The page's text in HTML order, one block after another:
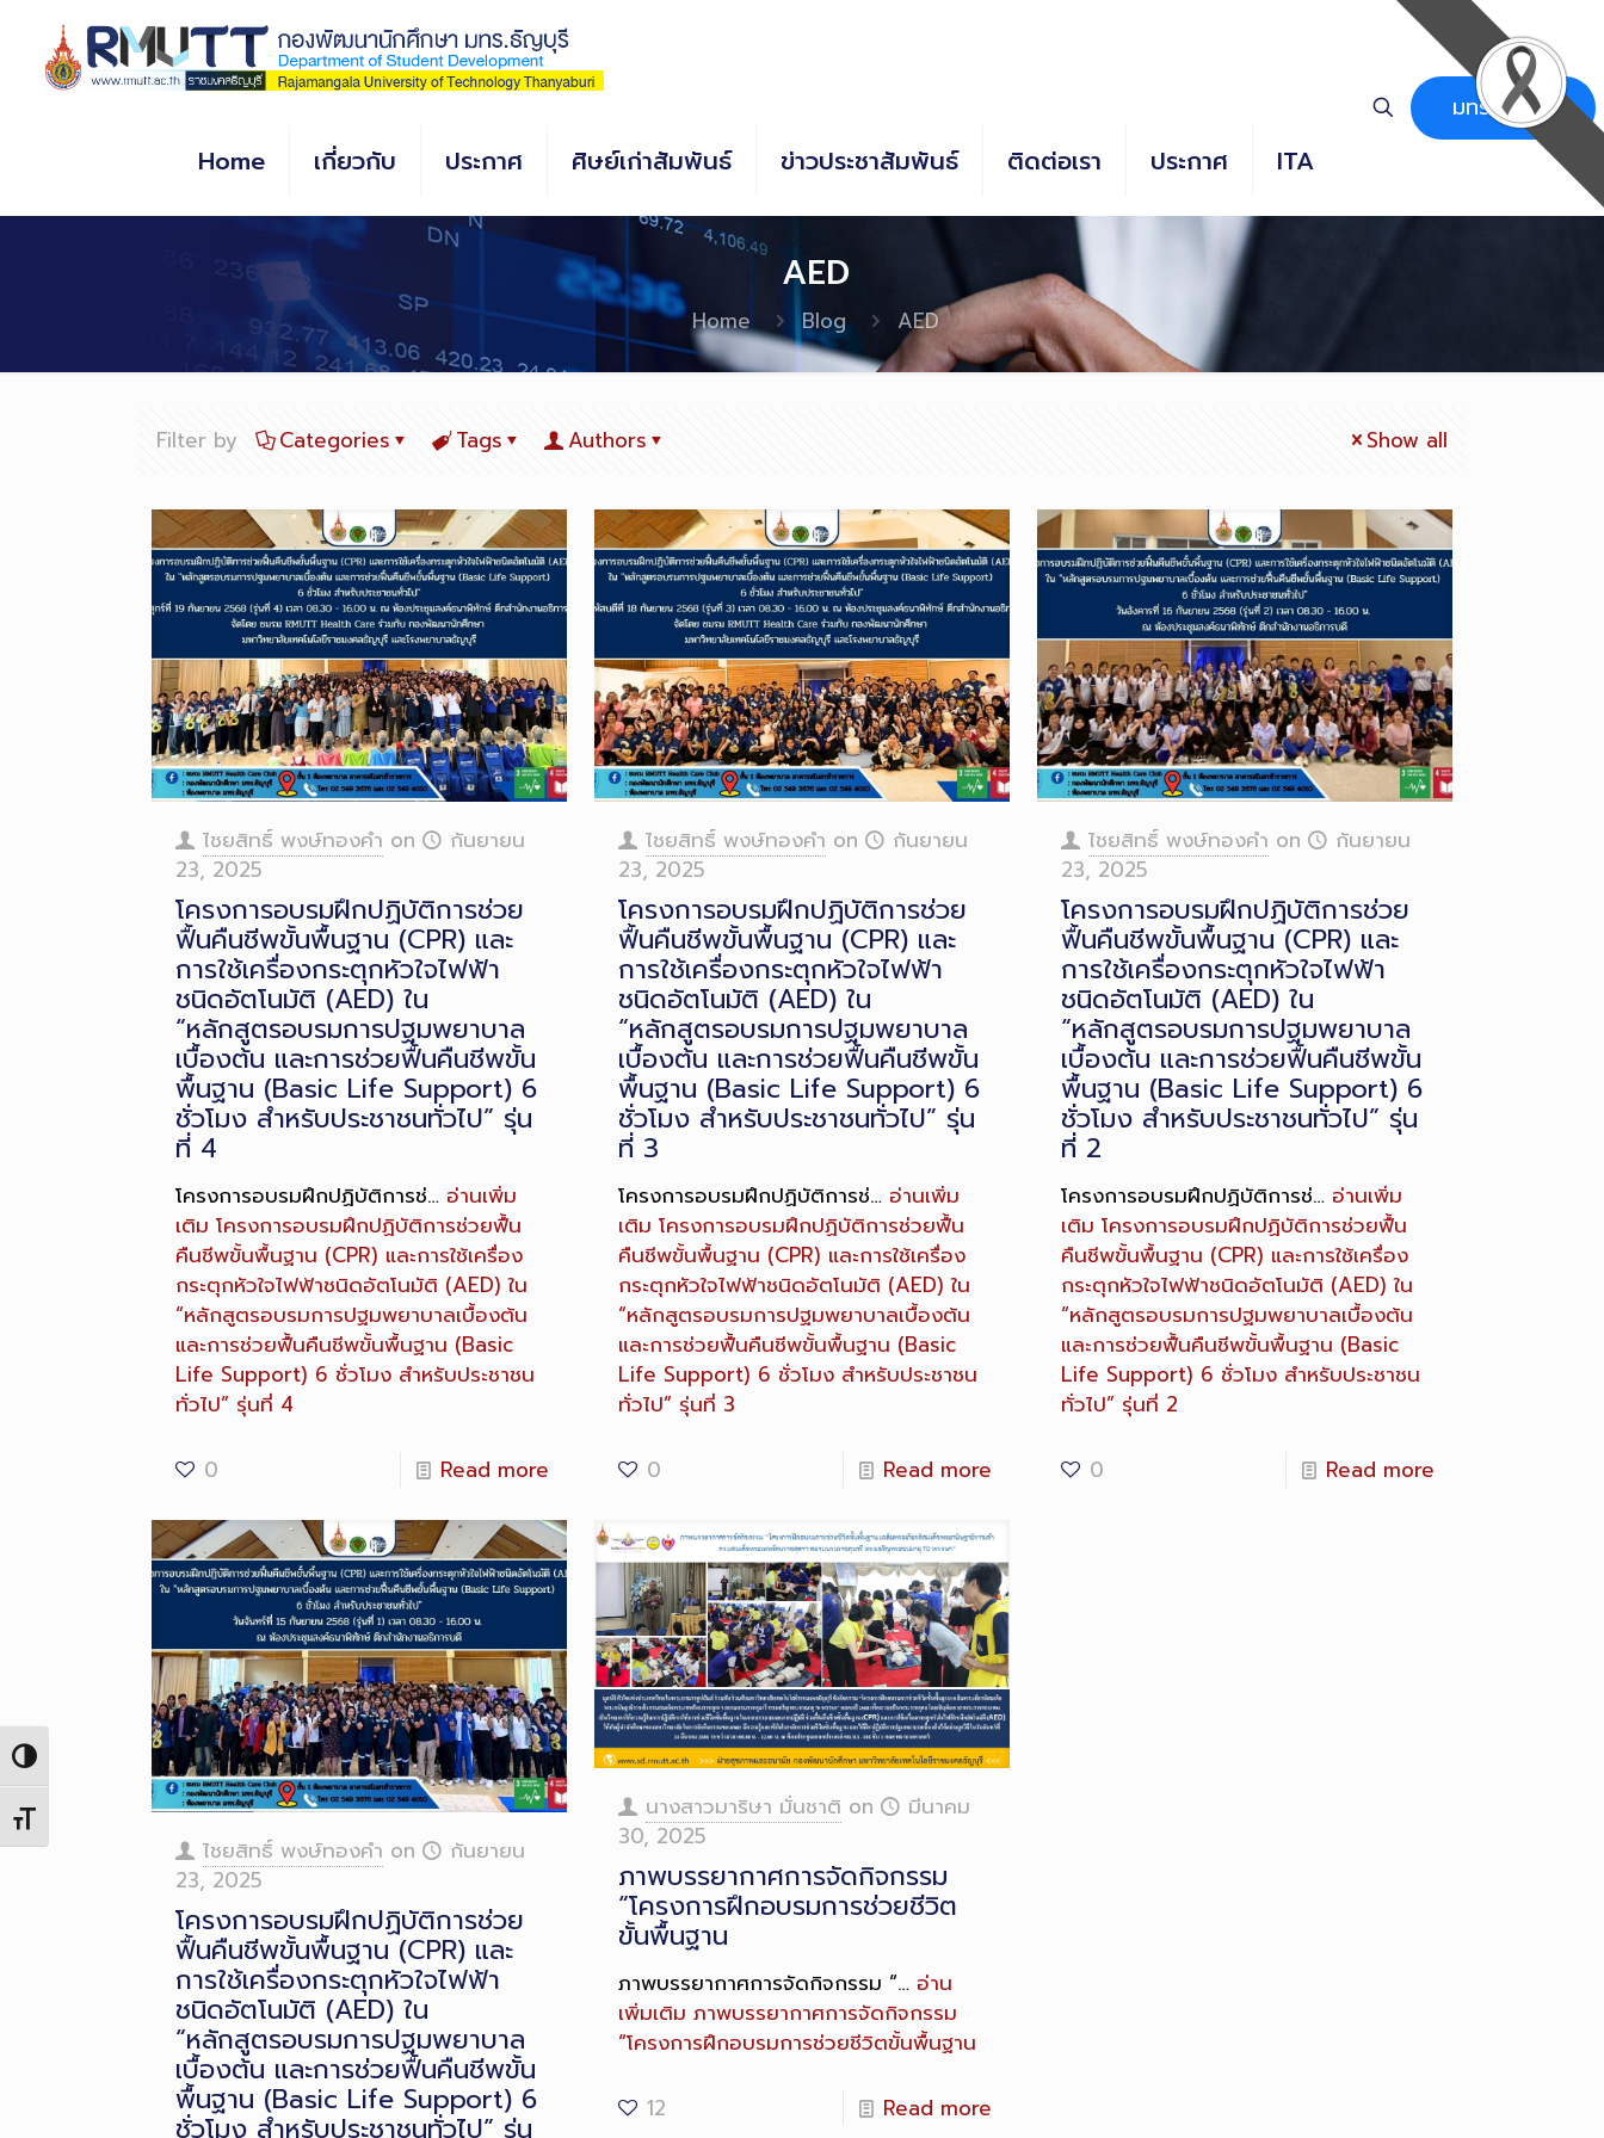
Content
Toggle High Contrast
Toggle Font size
Home เกี่ยวกับ ประกาศ ศิษย์เก่าสัมพันธ์ ข่าวประชาสัมพันธ์ ติดต่อเรา ประกาศ ITA
มทร.ธัญบุรี
AED
Home Blog AED
Filter by Categories Tags Authors Show all
ไชยสิทธิ์ พงษ์ทองคำ on
กันยายน
23, 2025
โครงการอบรมฝึกปฏิบัติการช่วย
ฟื้นคืนชีพขั้นพื้นฐาน (CPR) และ
การใช้เครื่องกระตุกหัวใจไฟฟ้า
ชนิดอัตโนมัติ (AED) ใน
“หลักสูตรอบรมการปฐมพยาบาล
เบื้องต้น และการช่วยฟื้นคืนชีพขั้น
พื้นฐาน (Basic Life Support) 6
ชั่วโมง สำหรับประชาชนทั่วไป” รุ่น
ที่ 4
โครงการอบรมฝึกปฏิบัติการช่… อ่านเพิ่ม
เติม โครงการอบรมฝึกปฏิบัติการช่วยฟื้น
คืนชีพขั้นพื้นฐาน (CPR) และการใช้เครื่อง
กระตุกหัวใจไฟฟ้าชนิดอัตโนมัติ (AED) ใน
“หลักสูตรอบรมการปฐมพยาบาลเบื้องต้น
และการช่วยฟื้นคืนชีพขั้นพื้นฐาน (Basic
Life Support) 6 ชั่วโมง สำหรับประชาชน
ทั่วไป” รุ่นที่ 4
0 Read more
ไชยสิทธิ์ พงษ์ทองคำ on
กันยายน
23, 2025
โครงการอบรมฝึกปฏิบัติการช่วย
ฟื้นคืนชีพขั้นพื้นฐาน (CPR) และ
การใช้เครื่องกระตุกหัวใจไฟฟ้า
ชนิดอัตโนมัติ (AED) ใน
“หลักสูตรอบรมการปฐมพยาบาล
เบื้องต้น และการช่วยฟื้นคืนชีพขั้น
พื้นฐาน (Basic Life Support) 6
ชั่วโมง สำหรับประชาชนทั่วไป” รุ่น
ที่ 3
โครงการอบรมฝึกปฏิบัติการช่… อ่านเพิ่ม
เติม โครงการอบรมฝึกปฏิบัติการช่วยฟื้น
คืนชีพขั้นพื้นฐาน (CPR) และการใช้เครื่อง
กระตุกหัวใจไฟฟ้าชนิดอัตโนมัติ (AED) ใน
“หลักสูตรอบรมการปฐมพยาบาลเบื้องต้น
และการช่วยฟื้นคืนชีพขั้นพื้นฐาน (Basic
Life Support) 6 ชั่วโมง สำหรับประชาชน
ทั่วไป” รุ่นที่ 3
0 Read more
ไชยสิทธิ์ พงษ์ทองคำ on
กันยายน
23, 2025
โครงการอบรมฝึกปฏิบัติการช่วย
ฟื้นคืนชีพขั้นพื้นฐาน (CPR) และ
การใช้เครื่องกระตุกหัวใจไฟฟ้า
ชนิดอัตโนมัติ (AED) ใน
“หลักสูตรอบรมการปฐมพยาบาล
เบื้องต้น และการช่วยฟื้นคืนชีพขั้น
พื้นฐาน (Basic Life Support) 6
ชั่วโมง สำหรับประชาชนทั่วไป” รุ่น
ที่ 2
โครงการอบรมฝึกปฏิบัติการช่… อ่านเพิ่ม
เติม โครงการอบรมฝึกปฏิบัติการช่วยฟื้น
คืนชีพขั้นพื้นฐาน (CPR) และการใช้เครื่อง
กระตุกหัวใจไฟฟ้าชนิดอัตโนมัติ (AED) ใน
“หลักสูตรอบรมการปฐมพยาบาลเบื้องต้น
และการช่วยฟื้นคืนชีพขั้นพื้นฐาน (Basic
Life Support) 6 ชั่วโมง สำหรับประชาชน
ทั่วไป” รุ่นที่ 2
0 Read more
ไชยสิทธิ์ พงษ์ทองคำ on
กันยายน
23, 2025
โครงการอบรมฝึกปฏิบัติการช่วย
ฟื้นคืนชีพขั้นพื้นฐาน (CPR) และ
การใช้เครื่องกระตุกหัวใจไฟฟ้า
ชนิดอัตโนมัติ (AED) ใน
“หลักสูตรอบรมการปฐมพยาบาล
เบื้องต้น และการช่วยฟื้นคืนชีพขั้น
พื้นฐาน (Basic Life Support) 6
ชั่วโมง สำหรับประชาชนทั่วไป” รุ่น
นางสาวมาริษา มั่นชาติ on
มีนาคม
30, 2025
ภาพบรรยากาศการจัดกิจกรรม
“โครงการฝึกอบรมการช่วยชีวิต
ขั้นพื้นฐาน
ภาพบรรยากาศการจัดกิจกรรม “… อ่าน
เพิ่มเติม ภาพบรรยากาศการจัดกิจกรรม
“โครงการฝึกอบรมการช่วยชีวิตขั้นพื้นฐาน
12 Read more